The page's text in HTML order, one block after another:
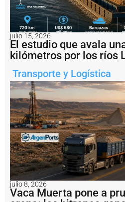
n
l
a
h
s
t
ó
ri
c
a
T
e
r
m
i
n
a
l
I
julio 15, 2026
El estudio que avala
kilómetros por los ríos
Transporte y Logística
julio 8, 2026
Vaca Muerta pone a